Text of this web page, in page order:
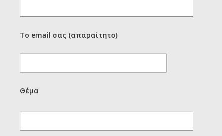
Το email σας (απαραίτητο)
Θέμα